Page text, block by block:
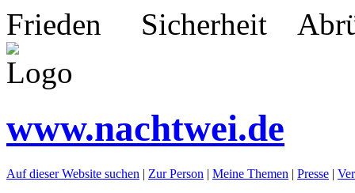
Frieden Sicherheit
www.nachtwei.de
Auf dieser Website suchen | Zur Person | Meine Themen | Presse |